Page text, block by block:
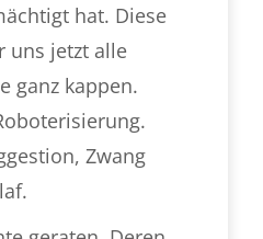
hat. Diese
uns jetzt alle
ganz kappen.
Zwang